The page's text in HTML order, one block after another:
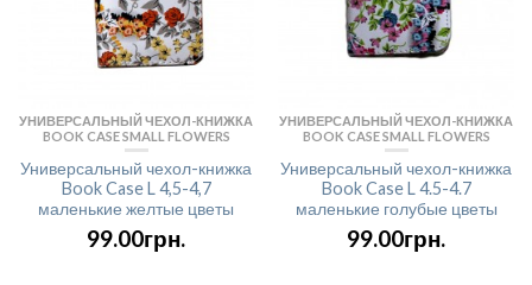
УНИВЕРСАЛЬНЫЙ ЧЕХОЛ-КНИЖКА
BOOK CASE SMALL FLOWERS
Универсальный чехол-книжка
Book Case L 4,5-4,7
маленькие желтые цветы
99.00грн.
УНИВЕРСАЛЬНЫЙ ЧЕХОЛ-КНИЖКА
BOOK CASE SMALL FLOWERS
Универсальный чехол-книжка
Book Case L 4.5-4.7
маленькие голубые цветы
99.00грн.